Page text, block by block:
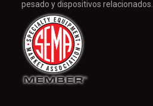
pesado y dispositivos relacionados.